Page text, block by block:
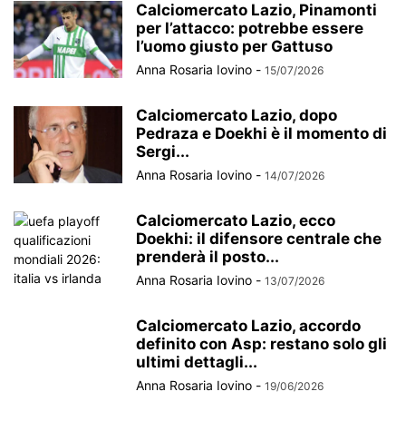
Calciomercato Lazio, Pinamonti
per l’attacco: potrebbe essere
l’uomo giusto per Gattuso
Anna Rosaria Iovino - 15/07/2026
Calciomercato Lazio, dopo
Pedraza e Doekhi è il momento di
Sergi...
Anna Rosaria Iovino - 14/07/2026
Calciomercato Lazio, ecco
Doekhi: il difensore centrale che
prenderà il posto...
Anna Rosaria Iovino - 13/07/2026
Calciomercato Lazio, accordo
definito con Asp: restano solo gli
ultimi dettagli...
Anna Rosaria Iovino - 19/06/2026